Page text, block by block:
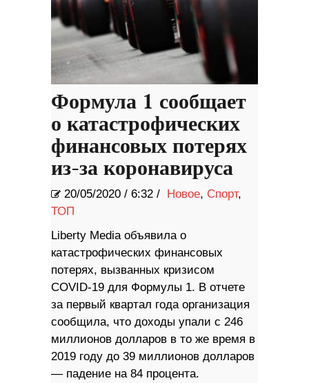
Формула 1 сообщает
о катастрофических
финансовых потерях
из-за коронавируса
20/05/2020 / 6:32 / Новое, Спорт,
ТОП
Liberty Media объявила о
катастрофических финансовых
потерях, вызванных кризисом
COVID-19 для Формулы 1. В отчете
за первый квартал года организация
сообщила, что доходы упали с 246
миллионов долларов в то же время в
2019 году до 39 миллионов долларов
— падение на 84 процента.